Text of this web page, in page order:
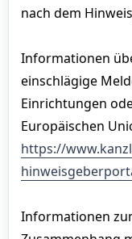
nach dem
Informationen
einschlägige
Einrichtungen
Europäischen
https://
Informationen